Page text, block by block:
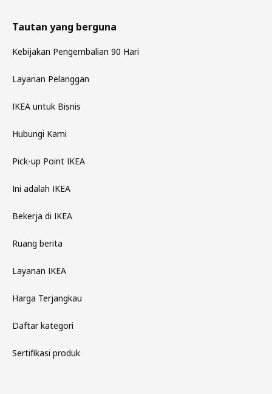
Tautan yang berguna
Kebijakan Pengembalian 90 Hari
Layanan Pelanggan
IKEA untuk Bisnis
Hubungi Kami
Pick-up Point IKEA
Ini adalah IKEA
Bekerja di IKEA
Ruang berita
Layanan IKEA
Harga Terjangkau
Daftar kategori
Sertifikasi produk